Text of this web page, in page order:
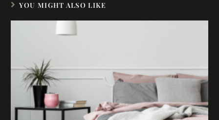
YOU MIGHT ALSO LIKE